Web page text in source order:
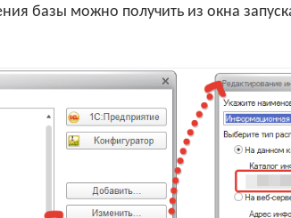
базы можно получить из окна